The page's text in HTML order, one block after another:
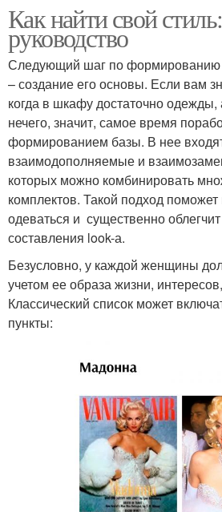
Как найти свой
руководство
Следующий шаг по формированию
– создание его основы. Если вам
когда в шкафу достаточно
нечего, значит, самое время
формированием базы. В нее
взаимодополняемые и
которых можно комбинировать
комплектов. Такой подход поможет
одеваться и существенно
составления look-а.
Безусловно, у каждой женщины
учетом ее образа жизни,
Классический список может
пункты: